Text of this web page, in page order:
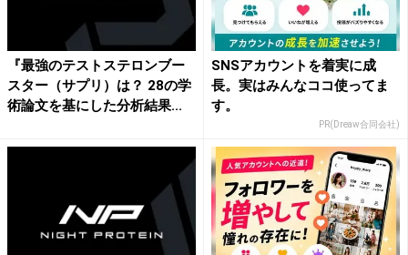
『最強のテストステロンブー
スター（サプリ）は？ 28の学
術論文を基にした分析結果...
SNSアカウントを着実に成
長。実はみんなココ使ってま
す。
PR(Dreaw合同会社)